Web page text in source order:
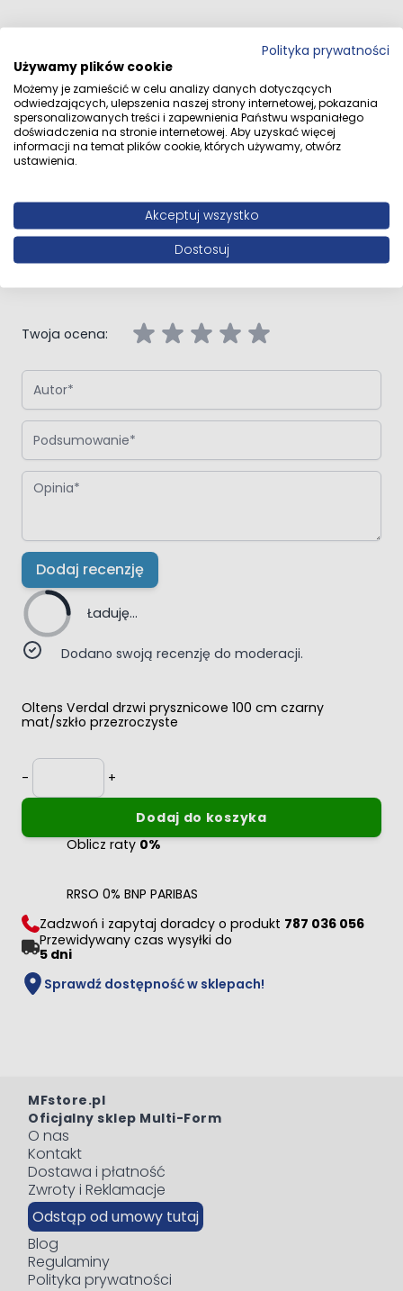
Przejdź do całego opisu
Opinie klientów
Napisz własną recenzję
Oltens Verdal drzwi prysznicowe 100
Twoja ocena:
Autor
Podsumowanie
Opinia
Dodaj recenzję
Ładuję...
Dodano swoją recenzję do moderacji.
Oltens Verdal drzwi prysznicowe 100 cm czarny
mat/szkło przezroczyste
-
Ilość
+
Dodaj do koszyka
Oblicz raty0%
RRSO 0% BNP PARIBAS
Zadzwoń i zapytaj doradcy o produkt 787 036 056
Przewidywany czas wysyłki do
5 dni
Sprawdź dostępność w sklepach!
MFstore.pl
Oficjalny sklep Multi-Form
O nas
Kontakt
Dostawa i płatność
Zwroty i Reklamacje
Odstąp od umowy tutaj
Blog
Regulaminy
Polityka prywatności
Polityka prywatności
Używamy plików cookie
Możemy je zamieścić w celu analizy danych dotyczących
odwiedzających, ulepszenia naszej strony internetowej, pokazania
spersonalizowanych treści i zapewnienia Państwu wspaniałego
doświadczenia na stronie internetowej. Aby uzyskać więcej
informacji na temat plików cookie, których używamy, otwórz
ustawienia.
Akceptuj wszystko
Dostosuj